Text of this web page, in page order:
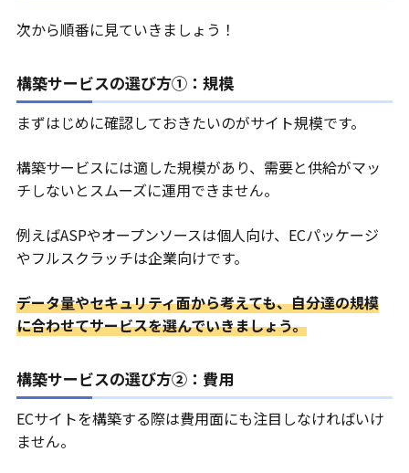
次から順番に見ていきましょう！
構築サービスの選び方①：規模
まずはじめに確認しておきたいのがサイト規模です。
構築サービスには適した規模があり、需要と供給がマッ
チしないとスムーズに運用できません。
例えばASPやオープンソースは個人向け、ECパッケージ
やフルスクラッチは企業向けです。
データ量やセキュリティ面から考えても、自分達の規模
に合わせてサービスを選んでいきましょう。
構築サービスの選び方②：費用
ECサイトを構築する際は費用面にも注目しなければいけ
ません。